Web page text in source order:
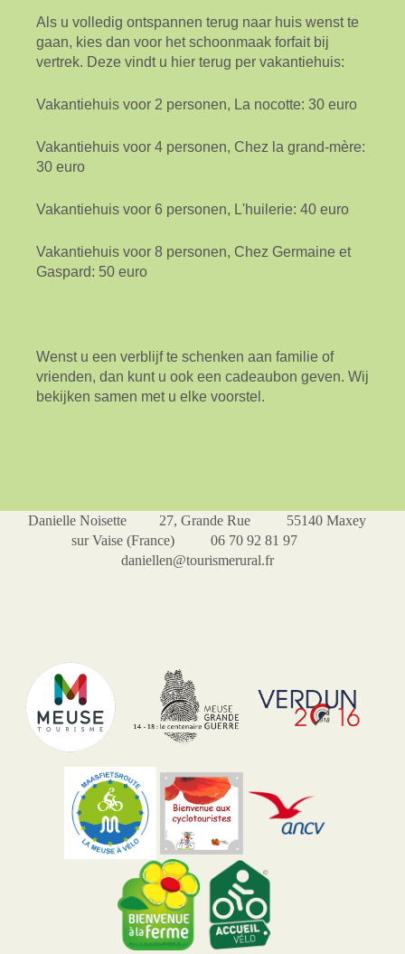
Als u volledig ontspannen terug naar huis wenst te
gaan, kies dan voor het schoonmaak forfait bij
vertrek. Deze vindt u hier terug per vakantiehuis:
Vakantiehuis voor 2 personen, La nocotte: 30 euro
Vakantiehuis voor 4 personen, Chez la grand-mère:
30 euro
Vakantiehuis voor 6 personen, L'huilerie: 40 euro
Vakantiehuis voor 8 personen, Chez Germaine et
Gaspard: 50 euro
Wenst u een verblijf te schenken aan familie of
vrienden, dan kunt u ook een cadeaubon geven. Wij
bekijken samen met u elke voorstel.
Danielle Noisette 27, Grande Rue 55140 Maxey
sur Vaise (France) 06 70 92 81 97
daniellen@tourismerural.fr